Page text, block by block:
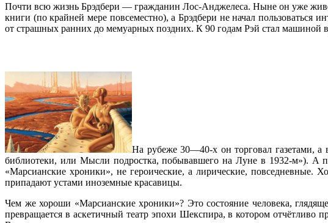
Почти всю жизнь Брэдбери — гражданин Лос-Анджелеса. Ныне он уже
книги (по крайней мере повсеместно), а Брэдбери не начал
от страшных ранних до мемуарных поздних. К 90 годам Рэй стал машиной
На рубеже 30—40-х он торговал газетами, а
библиотеки, или Мысли подростка, побывавшего на Луне в 1932-м»). А
«Марсианские хроники», не героические, а лирические, повседневные.
припадают устами иноземные красавицы.
Чем же хороши «Марсианские хроники»? Это состояние человека,
превращается в аскетичный театр эпохи Шекспира, в котором